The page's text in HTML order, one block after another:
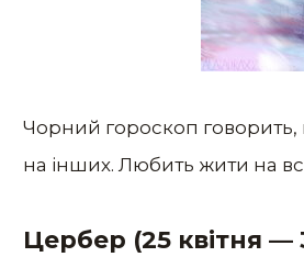
Чорний гороскоп
на інших. Любить жити на
Цербер (25 квітня —